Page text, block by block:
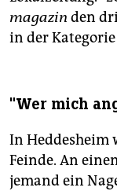
magazin den
in der Kategorie
"Wer mich
In Heddesheim
Feinde. An
jemand ein